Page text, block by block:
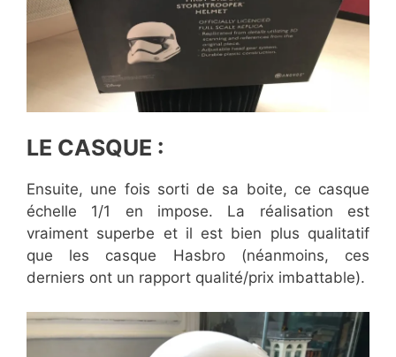
LE CASQUE :
Ensuite, une fois sorti de sa boite, ce casque
échelle 1/1 en impose. La réalisation est
vraiment superbe et il est bien plus qualitatif
que les casque Hasbro (néanmoins, ces
derniers ont un rapport qualité/prix imbattable).